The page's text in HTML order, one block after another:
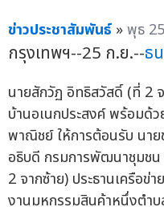
ข่าวประชาสัมพันธ์ »พุธ
กรุงเทพฯ--25 ก.ย.--ธ
นายสักวัฏ อิทธิสวัสดิ์ (ที่ 2
บ้านอเนกประสงค์ พร้อมด้
พาณิชย์ ให้การต้อนรับ นา
อธิบดี กรมการพัฒนาชุมช
2 จากซ้าย) ประธานเครือข่
งานมหกรรมสินค้าหนึ่งตำ